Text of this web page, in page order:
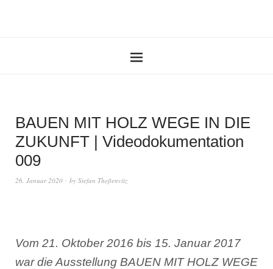
BAUEN MIT HOLZ WEGE IN DIE
ZUKUNFT | Videodokumentation
009
26. Januar 2020 by Stefan Theßenvitz
Vom 21. Oktober 2016 bis 15. Januar 2017
war die Ausstellung BAUEN MIT HOLZ WEGE